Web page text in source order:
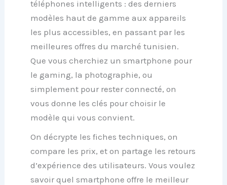
téléphones intelligents : desderniers
modèles haut de gamme aux appareils
les plus accessibles, en passant par les
meilleures offres du marché tunisien.
Que vous cherchiez un smartphone pour
le gaming, la photographie, ou
simplement pour rester connecté, on
vous donne les clés pour choisir le
modèle qui vous convient.
On décrypte les fiches techniques, on
compare les prix, et on partage les retours
d’expérience des utilisateurs. Vous voulez
savoir quel smartphone offre le meilleur